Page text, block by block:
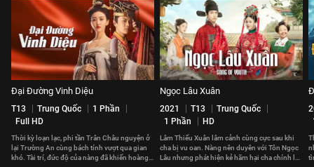
Đại Đường Vinh Diệu
T13 Trung Quốc
1 Phần
Full HD
Thời kỳ loạn lạc, phi tần Trân Châu nguyện ở
lại Trường An cùng bách tính vượt qua gian
khó. Tài trí, đức độ của nàng đã khiến hoàng
Ngọc Lâu Xuân
2021 T13
Trung Quốc
1 Phần
HD
Lâm Thiếu Xuân lâm cảnh cùng cực sau khi
cha bị vu oan. Nàng nên duyên với Tôn Ngọc
Lâu nhưng phát hiện kẻ hãm hại cha chính là